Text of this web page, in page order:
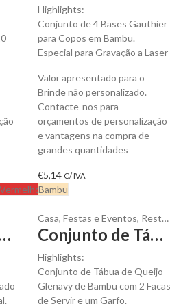
Vermelho
Highlights:
Conjunto de 4 Bases Gauthier
para Copos em Bambu.
Especial para Gravação a Laser
Valor apresentado para o
Brinde não personalizado.
Contacte-nos para
orçamentos de personalização
e vantagens na compra de
grandes quantidades
€5,14 C/ IVA
Bambu
Premium para personalizar
Casa, Festas e Eventos, Restauração
Conjunto de Tábua de Queijo Glenavy de Bambu para Personalizar
Highlights:
Conjunto de Tábua de Queijo
Glenavy de Bambu com 2 Facas
de Servir e um Garfo.